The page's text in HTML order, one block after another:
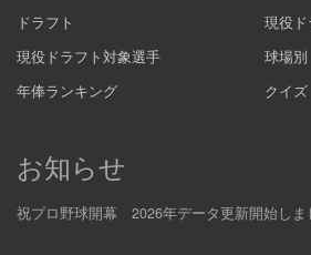
ドラフト
現役ド
現役ドラフト対象選手
球場別
年俸ランキング
クイズ
お知らせ
祝プロ野球開幕 2026年データ更新開始しま